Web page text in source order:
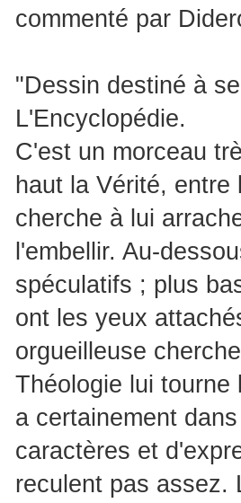
commenté par
"Dessin destiné à
L'Encyclopédie.
C'est un morceau
haut la Vérité,
cherche à lui
l'embellir. Au-
spéculatifs ; plus
ont les yeux
orgueilleuse
Théologie lui
a certainement
caractères et
reculent pas assez.